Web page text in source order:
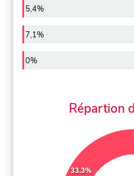
5,4%
7,1%
0%
Répartion
33.3%